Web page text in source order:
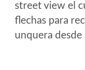
street view el
flechas para
unquera desde